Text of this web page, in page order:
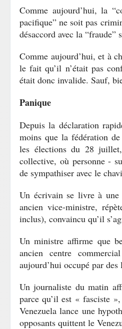
Comme aujourd’hui, la
pacifique” ne soit pas
désaccord avec la “fraude”
Comme aujourd’hui, et à
le fait qu’il n’était pas
était donc invalide. Sauf,
Panique
Depuis la déclaration
moins que la fédération
les élections du 28
collective, où personne -
de sympathiser avec le
Un écrivain se livre à une
ancien vice-ministre,
inclus), convaincu qu’il
Un ministre affirme que
ancien centre
aujourd’hui occupé par
Un journaliste du matin
parce qu’il est « fasciste
Venezuela lance une
opposants quittent le